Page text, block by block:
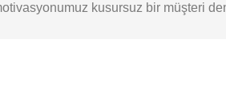
kusursuz bir müşteri